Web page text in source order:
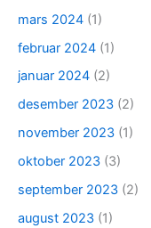
mars 2024 (1)
februar 2024 (1)
januar 2024 (2)
desember 2023 (2)
november 2023 (1)
oktober 2023 (3)
september 2023 (2)
august 2023 (1)